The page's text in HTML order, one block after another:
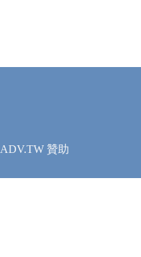
ADV.TW 贊助